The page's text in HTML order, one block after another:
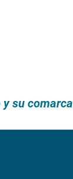
su comarca